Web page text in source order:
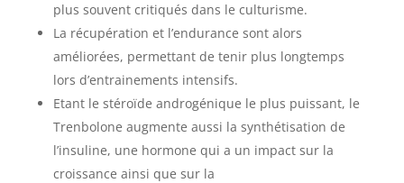
plus souvent critiqués dans le culturisme.
La récupération et l’endurance sont alors
améliorées, permettant de tenir plus longtemps
lors d’entrainements intensifs.
Etant le stéroïde androgénique le plus puissant, le
Trenbolone augmente aussi la synthétisation de
l’insuline, une hormone qui a un impact sur la
croissance ainsi que sur la